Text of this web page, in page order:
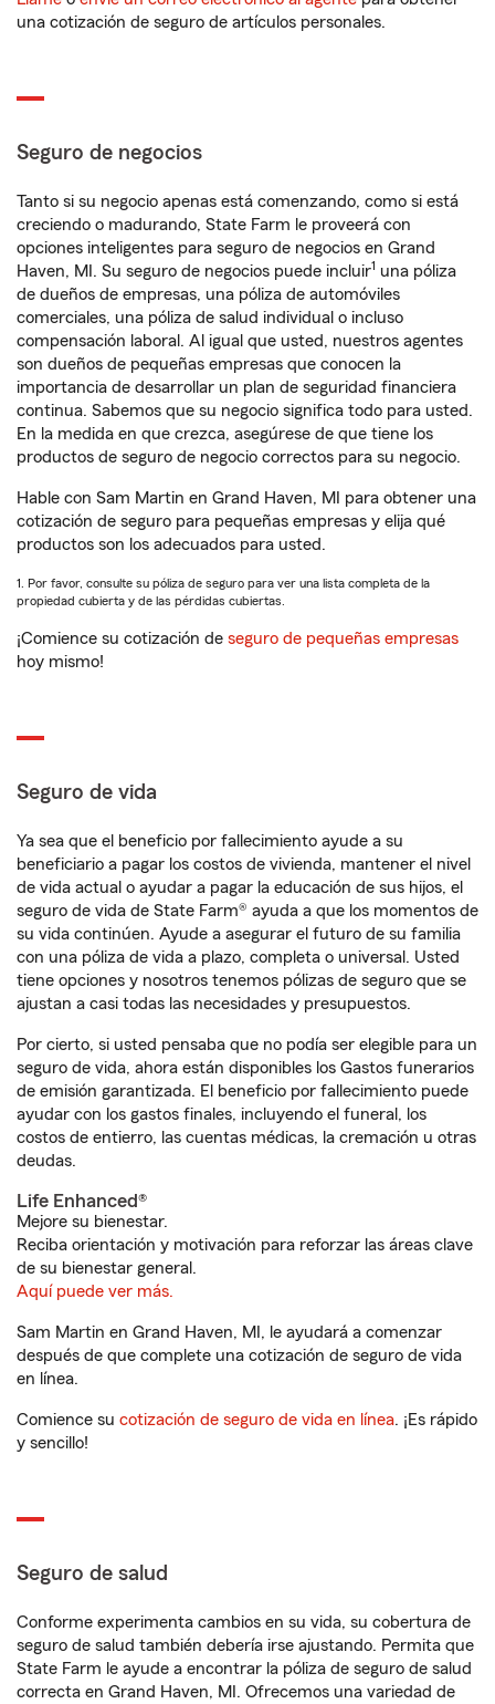
una cotización de seguro de artículos personales.
Seguro de negocios
Tanto si su negocio apenas está comenzando, como si está
creciendo o madurando, State Farm le proveerá con
opciones inteligentes para seguro de negocios en Grand
Haven, MI. Su seguro de negocios puede incluir1 una póliza
de dueños de empresas, una póliza de automóviles
comerciales, una póliza de salud individual o incluso
compensación laboral. Al igual que usted, nuestros agentes
son dueños de pequeñas empresas que conocen la
importancia de desarrollar un plan de seguridad financiera
continua. Sabemos que su negocio significa todo para usted.
En la medida en que crezca, asegúrese de que tiene los
productos de seguro de negocio correctos para su negocio.
Hable con Sam Martin en Grand Haven, MI para obtener una
cotización de seguro para pequeñas empresas y elija qué
productos son los adecuados para usted.
1. Por favor, consulte su póliza de seguro para ver una lista completa de la
propiedad cubierta y de las pérdidas cubiertas.
¡Comience su cotización de seguro de pequeñas empresas
hoy mismo!
Seguro de vida
Ya sea que el beneficio por fallecimiento ayude a su
beneficiario a pagar los costos de vivienda, mantener el nivel
de vida actual o ayudar a pagar la educación de sus hijos, el
seguro de vida de State Farm® ayuda a que los momentos de
su vida continúen. Ayude a asegurar el futuro de su familia
con una póliza de vida a plazo, completa o universal. Usted
tiene opciones y nosotros tenemos pólizas de seguro que se
ajustan a casi todas las necesidades y presupuestos.
Por cierto, si usted pensaba que no podía ser elegible para un
seguro de vida, ahora están disponibles los Gastos funerarios
de emisión garantizada. El beneficio por fallecimiento puede
ayudar con los gastos finales, incluyendo el funeral, los
costos de entierro, las cuentas médicas, la cremación u otras
deudas.
Life Enhanced®
Mejore su bienestar.
Reciba orientación y motivación para reforzar las áreas clave
de su bienestar general.
Aquí puede ver más.
Sam Martin en Grand Haven, MI, le ayudará a comenzar
después de que complete una cotización de seguro de vida
en línea.
Comience su cotización de seguro de vida en línea. ¡Es rápido
y sencillo!
Seguro de salud
Conforme experimenta cambios en su vida, su cobertura de
seguro de salud también debería irse ajustando. Permita que
State Farm le ayude a encontrar la póliza de seguro de salud
correcta en Grand Haven, MI. Ofrecemos una variedad de